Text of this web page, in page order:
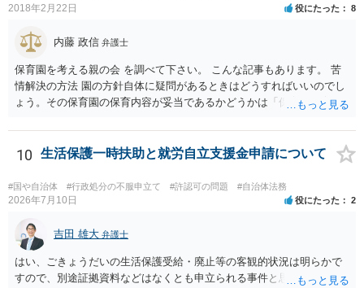
2018年2月22日 役にたった 8
内藤 政信 弁護士
保育園を考える親の会 を調べて下さい。 こんな記事もあります。 苦
情解決の方法 園の方針自体に疑問があるときはどうすればいいのでし
ょう。その保育園の保育内容が妥当であるかどうかは「保育所保育指
だけで問題が解決できずにこじれた時には、苦情を文書にして保育園
に提出しましょう。園は保護者の苦情に耳を傾けなくてはならないと
三）。さらに苦情解決のための第三者委員を施設ごとにおくことも指
導されています。 保育園との相談や交渉で解決できない時には、区市
「福祉サービス運営適正化委員会」が設置されています。 認可保育所
はもちろんのこと、認可外の保育施設でも補助金を受けている施設
は、市や区、都道府県などの責任の範囲内にありますから、役所も相
談に応じなくてはなりません。
10 生活保護一時扶助と就労自立支援金申請について
#国や自治体 #行政処分の不服申立て #許認可の問題 #自治体法務
2026年7月10日 役にたった 2
吉田 雄大 弁護士
はい、ごきょうだいの生活保護受給・廃止等の客観的状況は明らかで
すので、別途証拠資料などはなくとも申立られる事件と思います。